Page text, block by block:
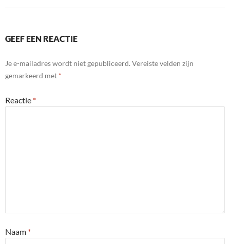
GEEF EEN REACTIE
Je e-mailadres wordt niet gepubliceerd. Vereiste velden zijn
gemarkeerd met *
Reactie *
Naam *